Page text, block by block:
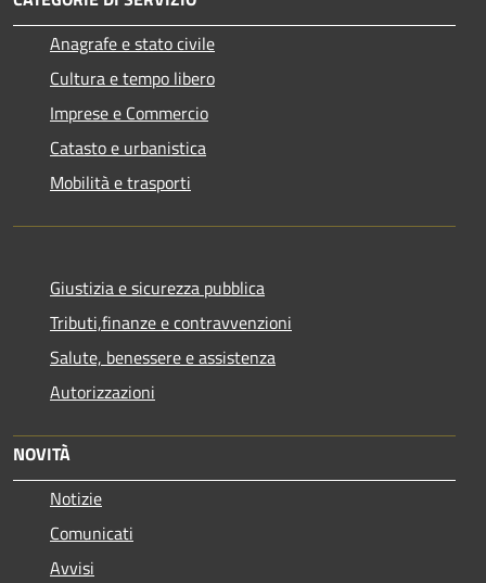
Anagrafe e stato civile
Cultura e tempo libero
Imprese e Commercio
Catasto e urbanistica
Mobilità e trasporti
Giustizia e sicurezza pubblica
Tributi,finanze e contravvenzioni
Salute, benessere e assistenza
Autorizzazioni
NOVITÀ
Notizie
Comunicati
Avvisi